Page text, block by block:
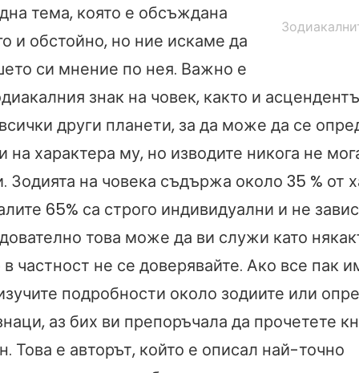
тема, която е обсъждана
и обстойно, но ние искаме да
си мнение по нея. Важно е
знак на човек, както и
други планети, за да може да се
на характера му, но изводите никога не
Зодията на човека съдържа около 35 % от
65% са строго индивидуални и не
това може да ви служи като
частност не се доверявайте. Ако все пак
подробности около зодиите или
аз бих ви препоръчала да прочетете
Това е авторът, който е описал най-точно